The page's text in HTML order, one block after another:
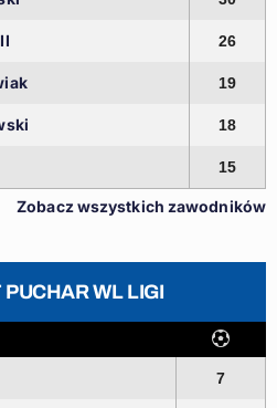
26
19
18
15
Zobacz wszystkich zawodników
WL LIGI
7